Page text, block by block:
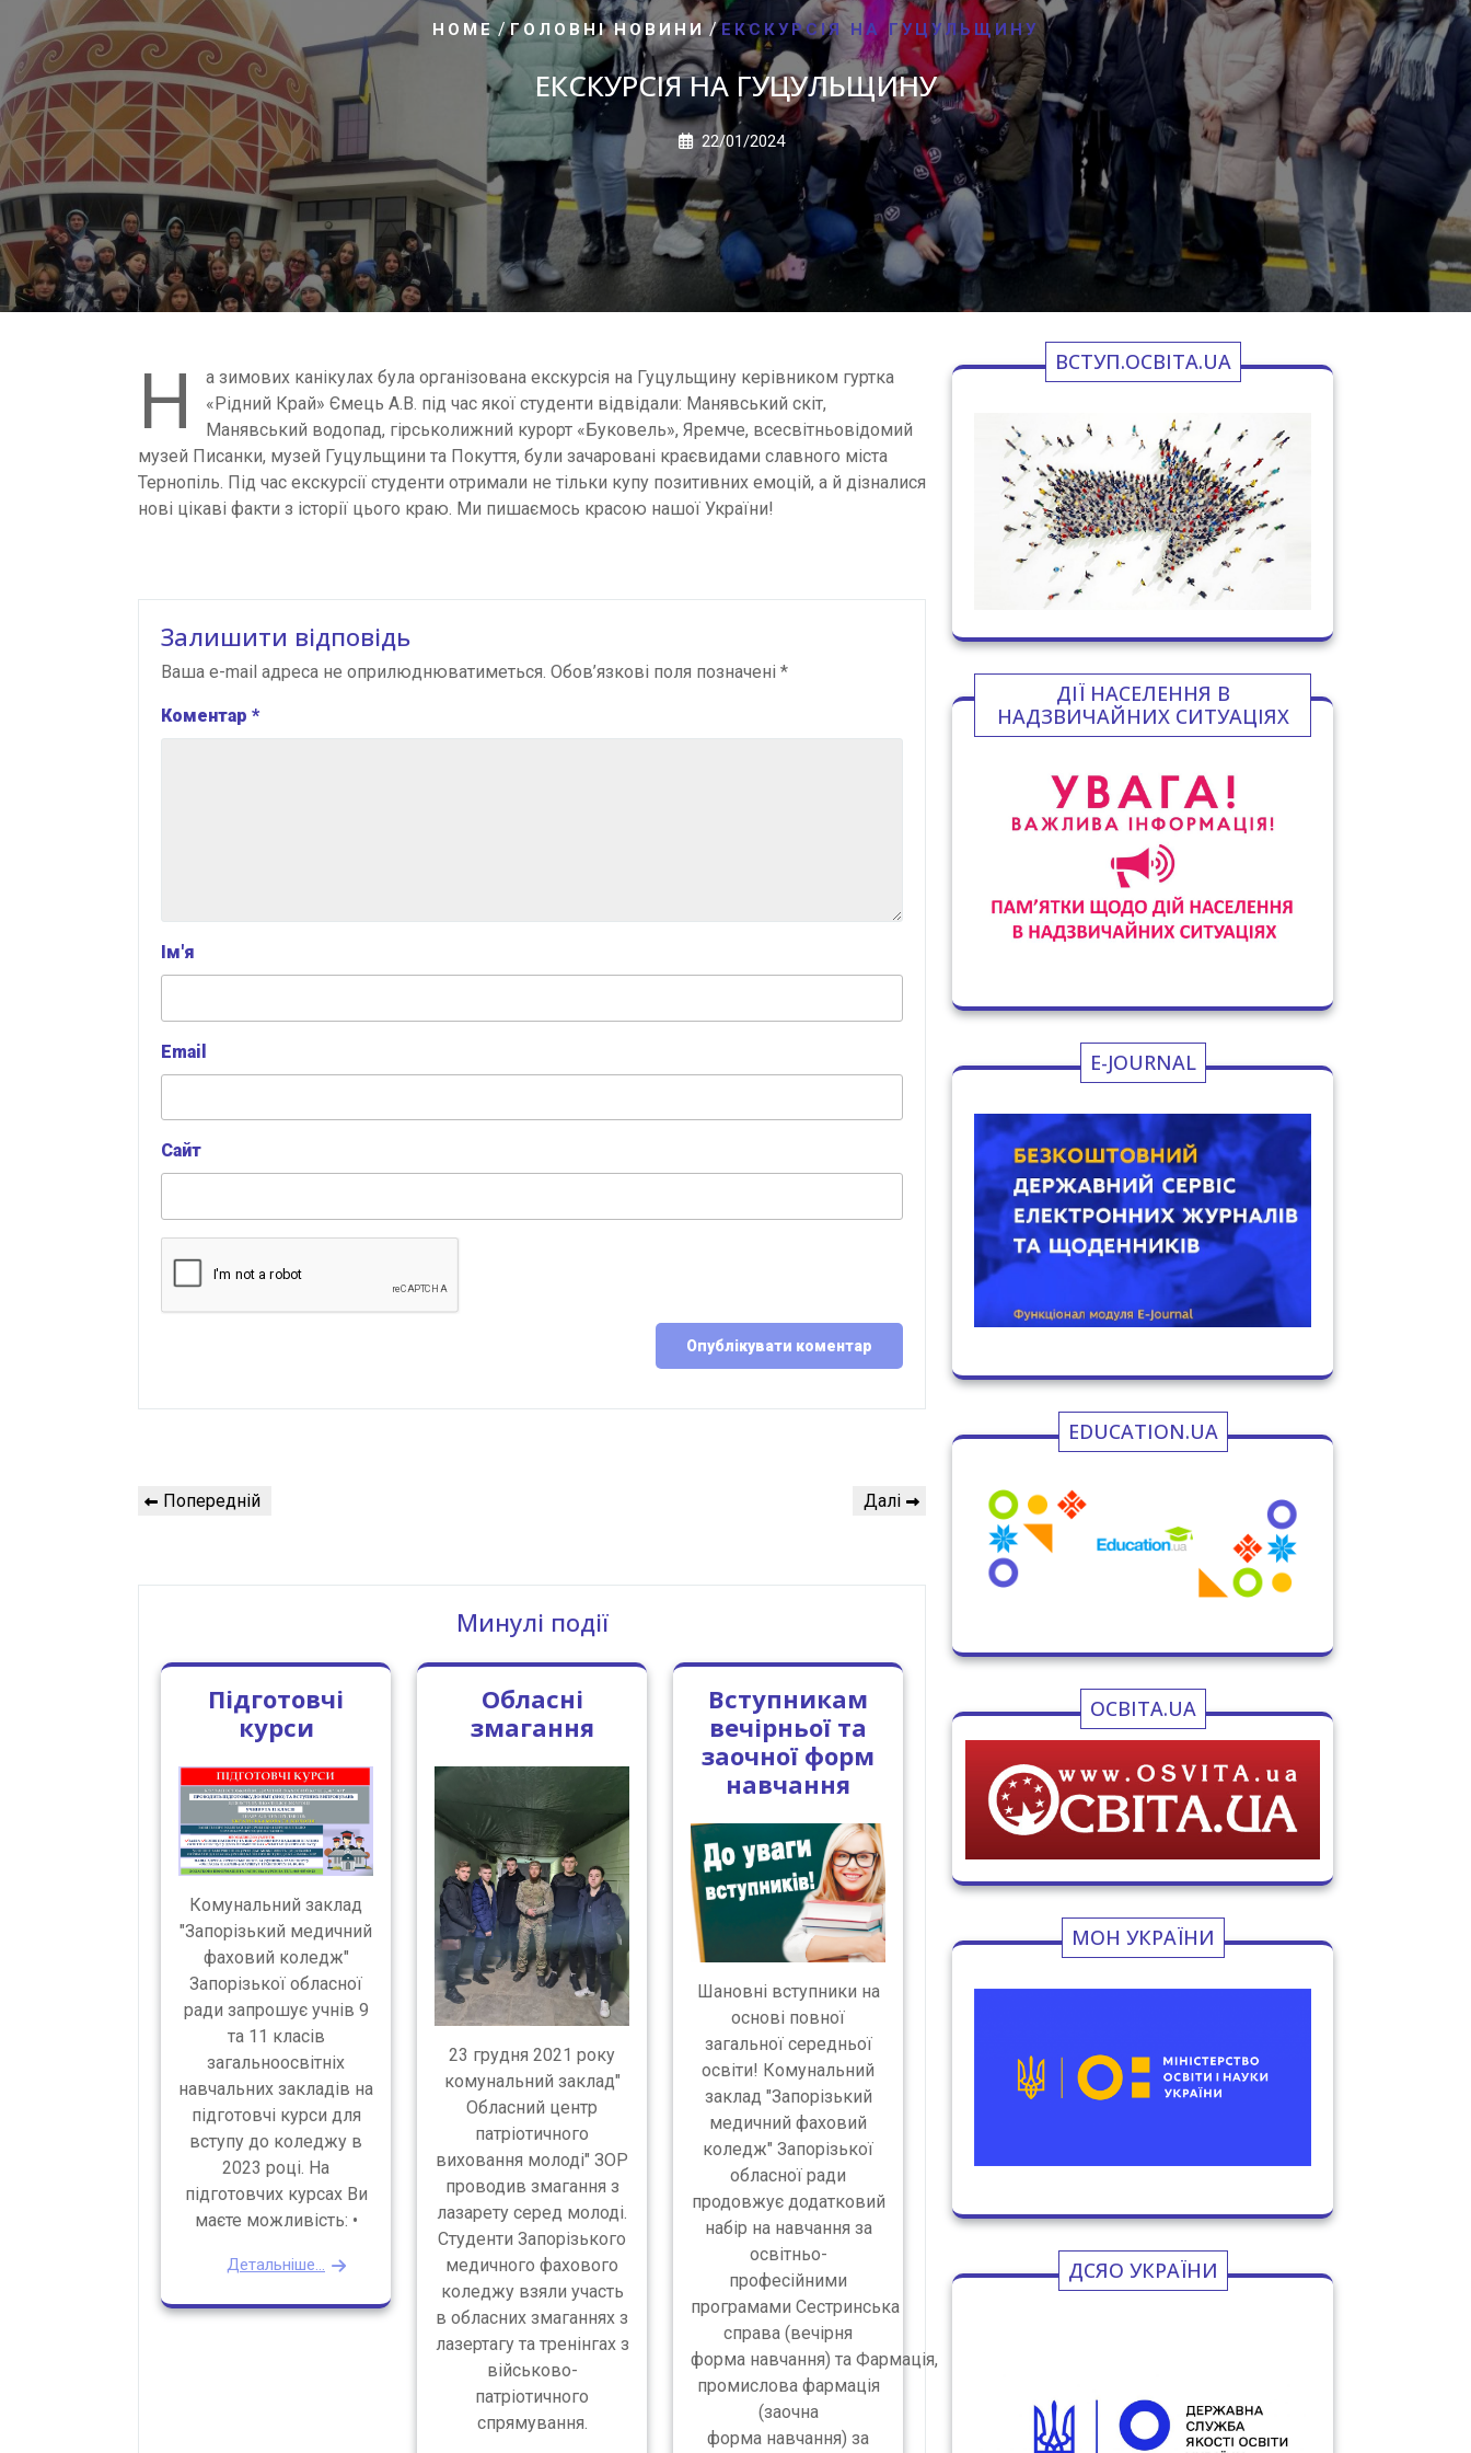
HOME/ГОЛОВНІ НОВИНИ /ЕКСКУРСІЯ НА ГУЦУЛЬЩИНУ
ЕКСКУРСІЯ НА ГУЦУЛЬЩИНУ
22/01/2024
Н
а зимових канікулах була організована екскурсія на Гуцульщину керівником гуртка
«Рідний Край» Ємець А.В. під час якої студенти відвідали: Манявський скіт,
Манявський водопад, гірськолижний курорт «Буковель», Яремче, всесвітньовідомий
музей Писанки, музей Гуцульщини та Покуття, були зачаровані краєвидами славного міста
Тернопіль. Під час екскурсії студенти отримали не тільки купу позитивних емоцій, а й дізналися
нові цікаві факти з історії цього краю. Ми пишаємось красою нашої України!
Залишити відповідь
Ваша e-mail адреса не оприлюднюватиметься. Обов’язкові поля позначені *
Коментар *
Ім'я
Email
Сайт
Навігація
записів
Попередній
Попередній
Наступний
Далі
Минулі події
Підготовчі
курси
Комунальний заклад
"Запорізький медичний
фаховий коледж"
Запорізької обласної
ради запрошує учнів 9
та 11 класів
загальноосвітніх
навчальних закладів на
підготовчі курси для
вступу до коледжу в
2023 році. На
підготовчих курсах Ви
маєте можливість: •
Детальніше...
Обласні
змагання
23 грудня 2021 року
комунальний заклад"
Обласний центр
патріотичного
виховання молоді" ЗОР
проводив змагання з
лазарету серед молоді.
Студенти Запорізького
медичного фахового
коледжу взяли участь
в обласних змаганнях з
лазертагу та тренінгах з
військово-
патріотичного
спрямування.
Вступникам
вечірньої та
заочної форм
навчання
Шановні вступники на
основі повної
загальної середньої
освіти! Комунальний
заклад "Запорізький
медичний фаховий
коледж" Запорізької
обласної ради
продовжує додатковий
набір на навчання за
освітньо-
професійними
програмами Сестринська
справа (вечірня
форма навчання) та Фармація,
промислова фармація
(заочна
форма навчання) за
ВСТУП.ОСВІТА.UA
ДІЇ НАСЕЛЕННЯ В
НАДЗВИЧАЙНИХ СИТУАЦІЯХ
E-JOURNAL
EDUCATION.UA
ОСВІТА.UA
МОН УКРАЇНИ
ДСЯО УКРАЇНИ